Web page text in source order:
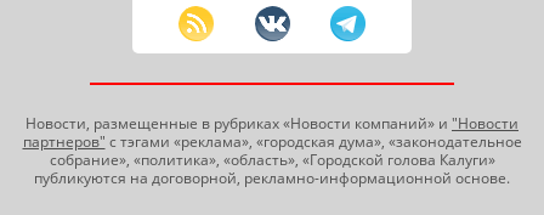
Новости, размещенные в рубриках «Новости компаний» и "Новости
партнеров" с тэгами «реклама», «городская дума», «законодательное
собрание», «политика», «область», «Городской голова Калуги»
публикуются на договорной, рекламно-информационной основе.